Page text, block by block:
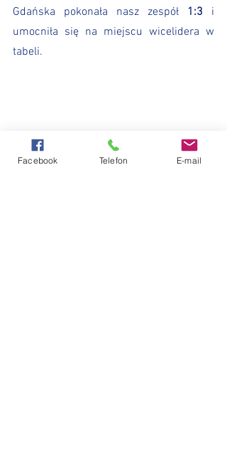
Gdańska pokonała nasz zespół 1:3 i
umocniła się na miejscu wicelidera w
tabeli.
Facebook Telefon E-mail